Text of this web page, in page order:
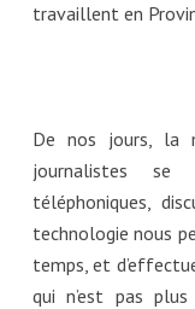
travaillent en
De nos jours, la
journalistes
téléphoniques,
technologie nous
temps, et
qui n’est pas